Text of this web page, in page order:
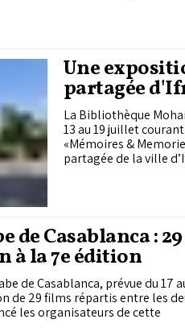
Une
partagée
Akhawayn
La Bibliothèque
13 au 19 juillet
«Mémoires &
partagée de la ville
de Casablanca : 29
à la 7e édition
de Casablanca, prévue du 17
de 29 films répartis entre les
les organisateurs de cette